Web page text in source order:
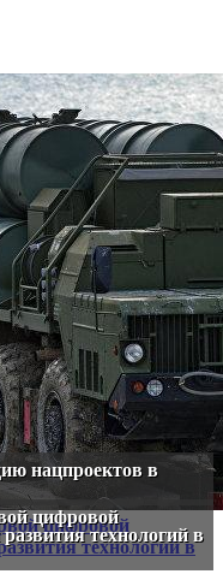
нацпроектов в
цифровой
технологий в